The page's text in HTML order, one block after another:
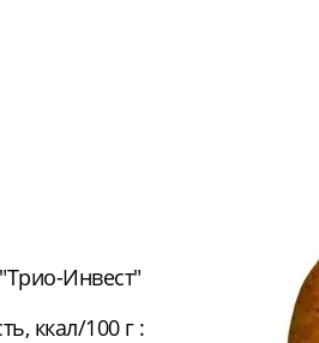
Инвест"
ккал/100 г :